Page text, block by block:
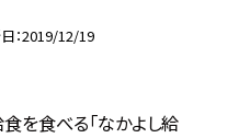
2019/12/19
を食べる「なかよし給